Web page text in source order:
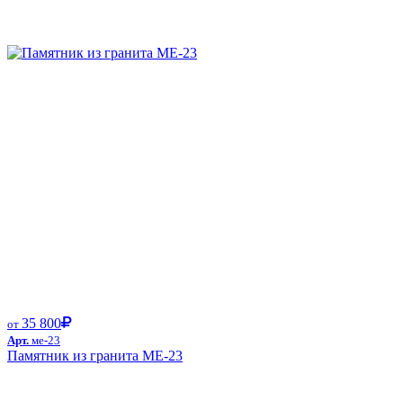
от 35 800
Арт. ме-23
Памятник из гранита ME-23